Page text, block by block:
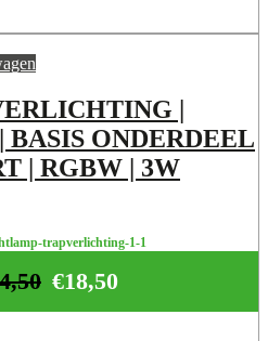
|
BASIS ONDERDEEL
| RGBW | 3W
trapverlichting-1-1
€18,50